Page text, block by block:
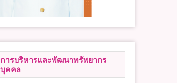
การบริหารและพัฒนาทรัพยากร
บุคคล